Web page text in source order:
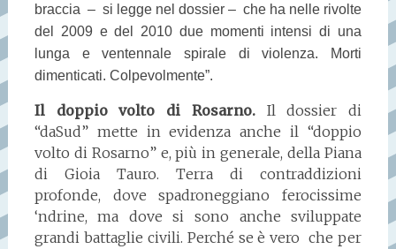
braccia – si legge nel dossier – che ha nelle rivolte
del 2009 e del 2010 due momenti intensi di una
lunga e ventennale spirale di violenza. Morti
dimenticati. Colpevolmente”.
Il doppio volto di Rosarno.Il dossier di
“daSud” mette in evidenza anche il “doppio
volto di Rosarno” e, più in generale, della Piana
di Gioia Tauro. Terra di contraddizioni
profonde, dove spadroneggiano ferocissime
‘ndrine, ma dove si sono anche sviluppate
grandi battaglie civili. Perché se è vero che per